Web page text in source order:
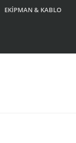
EKİPMAN & KABLO